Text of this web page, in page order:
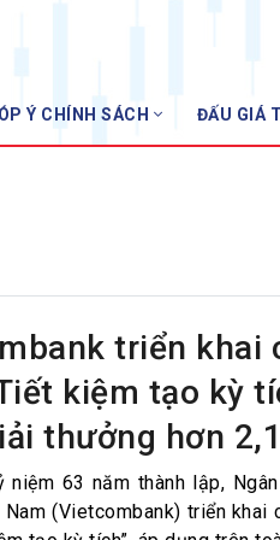
Ý CHÍNH SÁCH ĐẤU GIÁ
triển khai
kiệm tạo kỳ
thưởng hơn
niệm 63 năm thành lập,
(Vietcombank) triển khai